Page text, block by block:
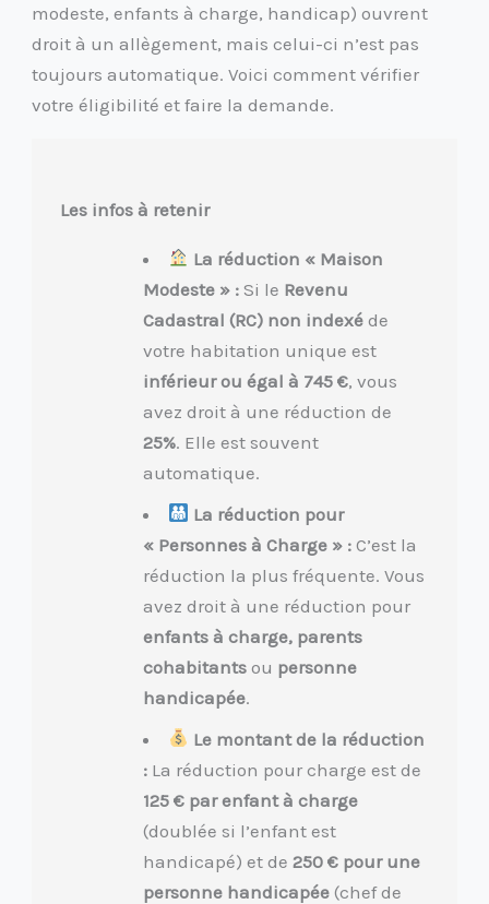
modeste, enfants à charge, handicap) ouvrent
droit à un allègement, mais celui-ci n’est pas
toujours automatique. Voici comment vérifier
votre éligibilité et faire la demande.
Les infos à retenir
La réduction « Maison
Modeste » :Si le Revenu
Cadastral (RC) non indexéde
votre habitation unique est
inférieur ou égal à 745 €, vous
avez droit à une réduction de
25%. Elle est souvent
automatique.
La réduction pour
« Personnes à Charge » :C’est la
réduction la plus fréquente. Vous
avez droit à une réduction pour
enfants à charge, parents
cohabitantsou personne
handicapée.
Le montant de la réduction
:La réduction pour charge est de
125 € par enfant à charge
(doublée si l’enfant est
handicapé) et de 250 € pour une
personne handicapée(chef de